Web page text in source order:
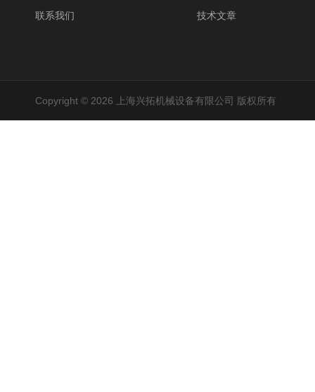
联系我们 技术文章
Copyright © 2026 上海兴拓机械设备有限公司 版权所有